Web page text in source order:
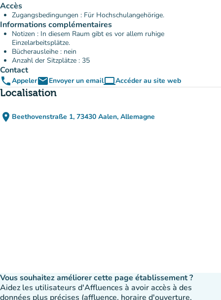
Accès
Zugangsbedingungen : Für Hochschulangehörige.
Informations complémentaires
Notizen : In diesem Raum gibt es vor allem ruhige
Einzelarbeitsplätze.
Bücherausleihe : nein
Anzahl der Sitzplätze : 35
Contact
phoneAppeleremailEnvoyer un emailcomputerAccéder au site web
(nouvel onglet)
Localisation
place Beethovenstraße 1, 73430 Aalen, Allemagne
(ouvrir dans Google Maps)
(nouvel onglet)
Vous souhaitez améliorer cette page établissement ?
Aidez les utilisateurs d'Affluences à avoir accès à des
données plus précises (affluence, horaire d'ouverture,